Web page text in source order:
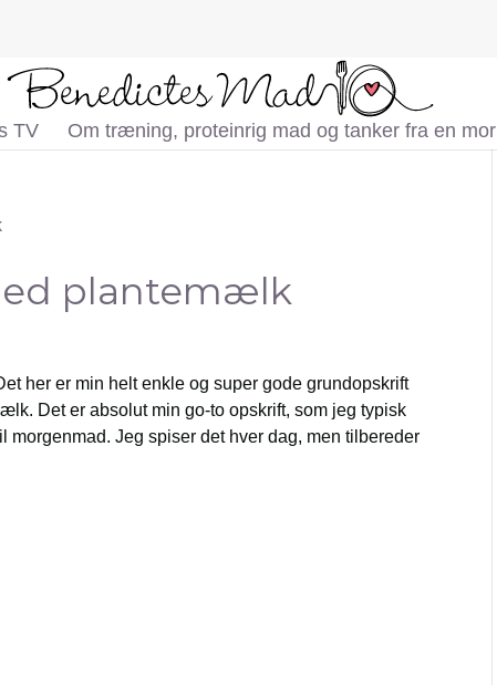
TV Om træning, proteinrig mad og tanker fra en mor
plantemælk
her er min helt enkle og super gode grundopskrift
Det er absolut min go-to opskrift, som jeg typisk
morgenmad. Jeg spiser det hver dag, men tilbereder